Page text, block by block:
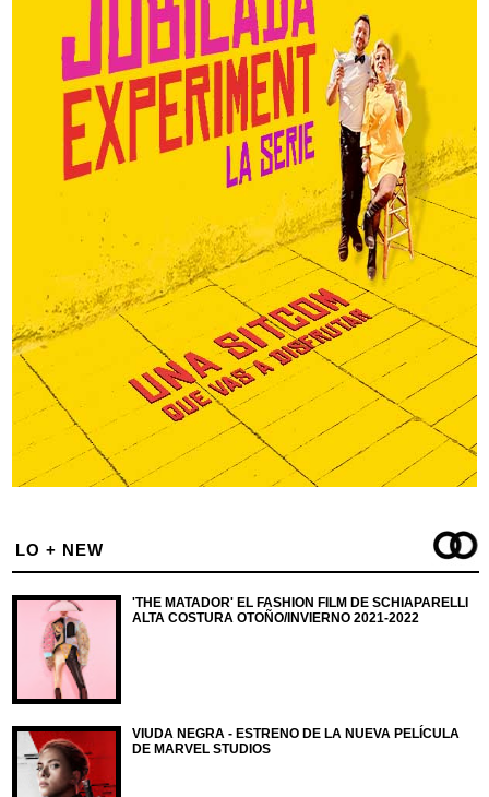
LO + NEW
'THE MATADOR' EL FASHION FILM DE SCHIAPARELLI
ALTA COSTURA OTOÑO/INVIERNO 2021-2022
VIUDA NEGRA - ESTRENO DE LA NUEVA PELÍCULA
DE MARVEL STUDIOS